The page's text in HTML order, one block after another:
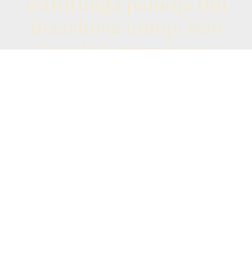
kwa kila mmoja na,